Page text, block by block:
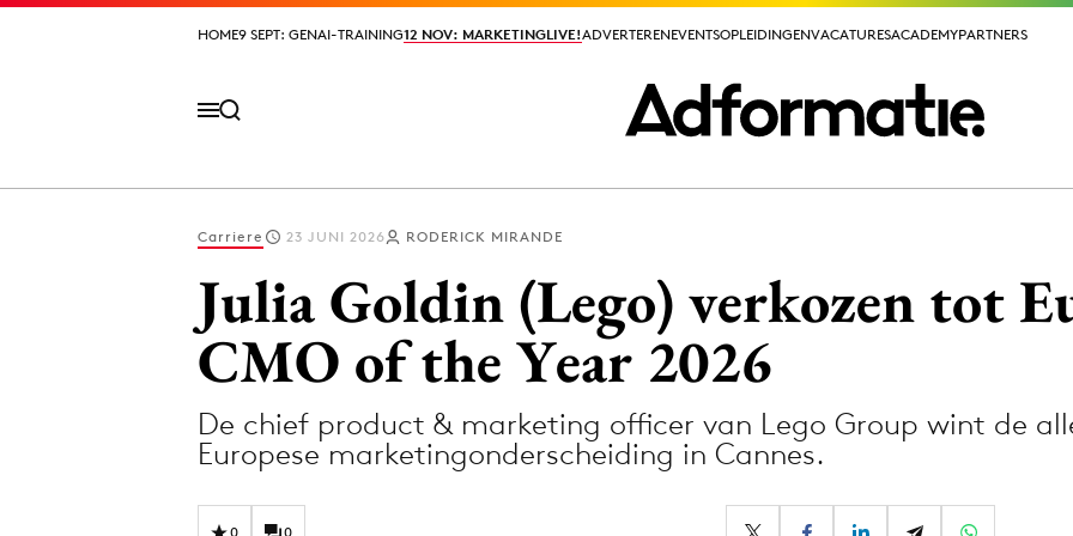
HOME9 SEPT: GENAI-TRAINING12 NOV: MARKETINGLIVE!ADVERTERENEVENTSOPLEIDINGENVACATURESACADEMYPARTNERS
HOME9 SEPT: GENAI-TRAINING12 NOV: MARKETINGLIVE!ADVERTERENEVENTSOPLEIDINGENVACATURESACADEMYPARTNERS
Design
Digital transformation
Media
Merkstrategie
PR
Carriere 23 JUNI 2026 RODERICK MIRANDE
Julia Goldin (Lego) verkozen tot
CMO of the Year 2026
De chief product & marketing officer van Lego Group wint de
Europese marketingonderscheiding in Cannes.
0 0